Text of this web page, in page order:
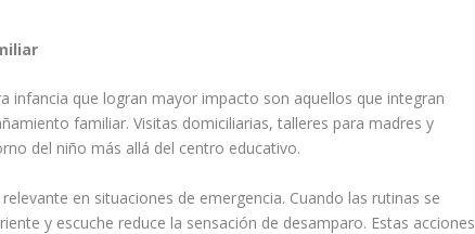
infancia que logran mayor impacto son aquellos que integran
familiar. Visitas domiciliarias, talleres para madres y
del niño más allá del centro educativo.
en situaciones de emergencia. Cuando las rutinas se
y escuche reduce la sensación de desamparo. Estas acciones